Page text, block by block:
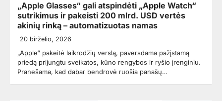
„Apple Glasses“ gali atspindėti „Apple Watch“
sutrikimus ir pakeisti 200 mlrd. USD vertės
akinių rinką – automatizuotas namas
20 birželio, 2026
„Apple“ pakeitė laikrodžių verslą, paversdama pažįstamą
priedą prijungtu sveikatos, kūno rengybos ir ryšio įrenginiu.
Pranešama, kad dabar bendrovė ruošia panašų…